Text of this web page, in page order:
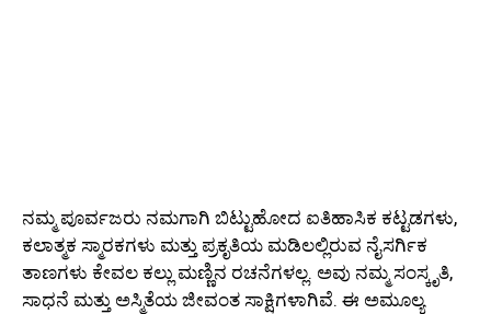
ನಮ್ಮ ಪೂರ್ವಜರು ನಮಗಾಗಿ ಬಿಟ್ಟುಹೋದ ಐತಿಹಾಸಿಕ ಕಟ್ಟಡಗಳು,
ಕಲಾತ್ಮಕ ಸ್ಮಾರಕಗಳು ಮತ್ತು ಪ್ರಕೃತಿಯ ಮಡಿಲಲ್ಲಿರುವ ನೈಸರ್ಗಿಕ
ತಾಣಗಳು ಕೇವಲ ಕಲ್ಲು ಮಣ್ಣಿನ ರಚನೆಗಳಲ್ಲ. ಅವು ನಮ್ಮ ಸಂಸ್ಕೃತಿ,
ಸಾಧನೆ ಮತ್ತು ಅಸ್ಮಿತೆಯ ಜೀವಂತ ಸಾಕ್ಷಿಗಳಾಗಿವೆ. ಈ ಅಮೂಲ್ಯ